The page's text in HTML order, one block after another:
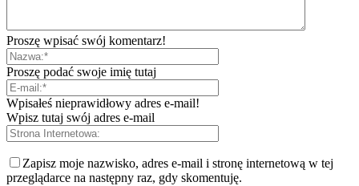
Proszę wpisać swój komentarz!
Proszę podać swoje imię tutaj
Wpisałeś nieprawidłowy adres e-mail!
Wpisz tutaj swój adres e-mail
Zapisz moje nazwisko, adres e-mail i stronę internetową w tej
przeglądarce na następny raz, gdy skomentuję.